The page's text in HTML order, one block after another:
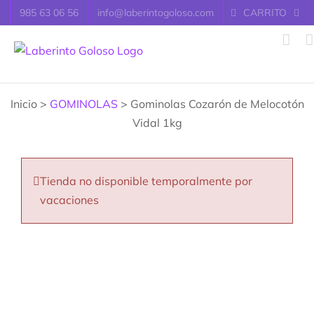
Saltar
al
contenido
985 63 06 56 info@laberintogoloso.com CARRITO
Inicio > GOMINOLAS> Gominolas Cozarón de Melocotón
Vidal 1kg
Tienda no disponible temporalmente por
vacaciones